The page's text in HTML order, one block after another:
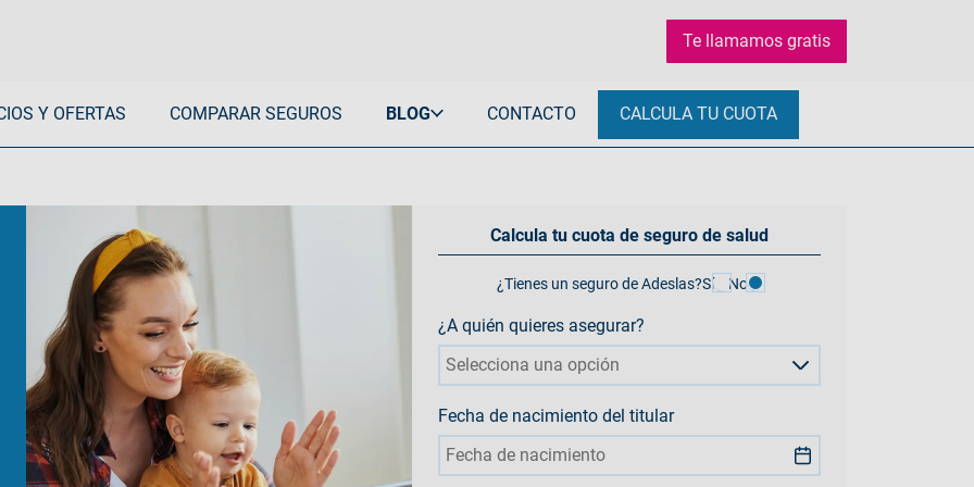
Te llamamos gratis
Y OFERTAS COMPARAR SEGUROS BLOG CONTACTO CALCULA TU CUOTA
Ver todo Adeslas DentalDecesos
Viajes
Hogar
Accidentes
Coche
Protección jurídica
Sin Copago
Plena
Plena Total Vital
Go
Plena Total Seniors
Ver todo Adeslas Copagos
Especialistas Adeslas
Ver todos los Artículos
Calcula tu cuota de seguro de salud
¿Tienes un seguro de Adeslas?Sí No
¿A quién quieres asegurar?
Selecciona una opción
Fecha de nacimiento del titular